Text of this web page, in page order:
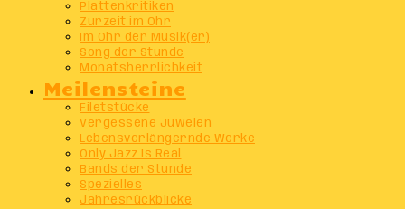
Plattenkritiken
Zurzeit im Ohr
Im Ohr der Musik(er)
Song der Stunde
Monatsherrlichkeit
Meilensteine
Filetstücke
Vergessene Juwelen
Lebensverlängernde Werke
Only Jazz Is Real
Bands der Stunde
Spezielles
Jahresrückblicke